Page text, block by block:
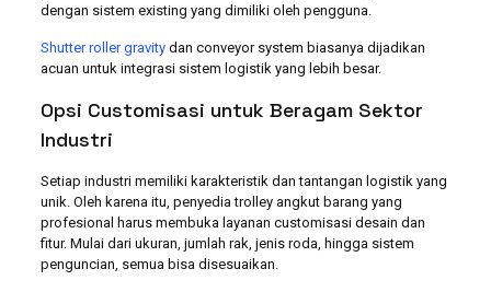
dengan sistem existing yang dimiliki oleh pengguna.
Shutter roller gravitydan conveyor system biasanya dijadikan
acuan untuk integrasi sistem logistik yang lebih besar.
Opsi Customisasi untuk Beragam Sektor
Industri
Setiap industri memiliki karakteristik dan tantangan logistik yang
unik. Oleh karena itu, penyedia trolley angkut barang yang
profesional harus membuka layanan customisasi desain dan
fitur. Mulai dari ukuran, jumlah rak, jenis roda, hingga sistem
penguncian, semua bisa disesuaikan.